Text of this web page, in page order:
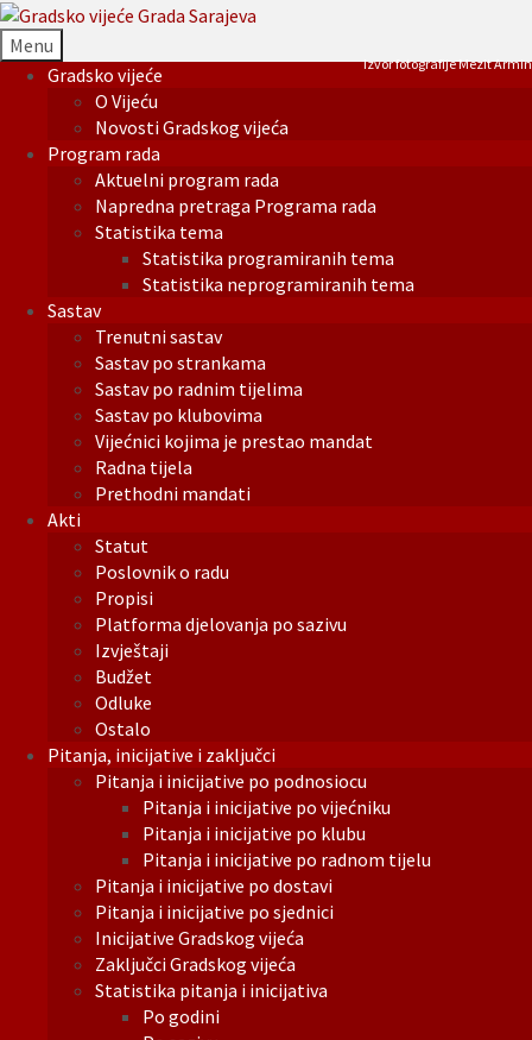
Menu
Gradsko vijeće
O Vijeću
Novosti Gradskog vijeća
Program rada
Aktuelni program rada
Napredna pretraga Programa rada
Statistika tema
Statistika programiranih tema
Statistika neprogramiranih tema
Sastav
Trenutni sastav
Sastav po strankama
Sastav po radnim tijelima
Sastav po klubovima
Vijećnici kojima je prestao mandat
Radna tijela
Prethodni mandati
Akti
Statut
Poslovnik o radu
Propisi
Platforma djelovanja po sazivu
Izvještaji
Budžet
Odluke
Ostalo
Pitanja, inicijative i zaključci
Pitanja i inicijative po podnosiocu
Pitanja i inicijative po vijećniku
Pitanja i inicijative po klubu
Pitanja i inicijative po radnom tijelu
Pitanja i inicijative po dostavi
Pitanja i inicijative po sjednici
Inicijative Gradskog vijeća
Zaključci Gradskog vijeća
Statistika pitanja i inicijativa
Po godini
Izvor fotografije Mezit Armin